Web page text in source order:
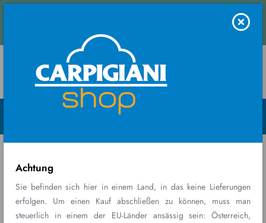
Kontaktieren Sie
Menu Open
Achtung
Sie befinden sich hier in einem Land, in das keine Lieferungen
erfolgen. Um einen Kauf abschließen zu können, muss man
steuerlich in einem der EU-Länder ansässig sein: Österreich,
Ricambi